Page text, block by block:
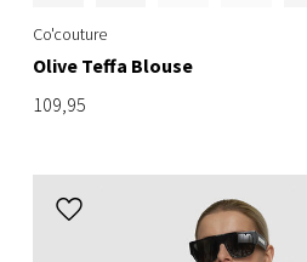
Co'couture
Olive Teffa Blouse
109,95